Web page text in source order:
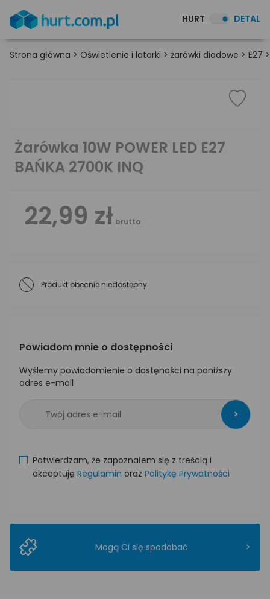
HURT DETAL
Strona główna > Oświetlenie i latarki > żarówki diodowe > E27
Żarówka 10W POWER LED E27
BAŃKA 2700K INQ
22,99 zł brutto
Produkt obecnie niedostępny
Powiadom mnie o dostępności
Wyślemy powiadomienie o dostęności na poniższy
adres e-mail
>
Potwierdzam, że zapoznałem się z treścią i
akceptuję Regulamin oraz Politykę Prywatności
Mogą Ci się spodobać >